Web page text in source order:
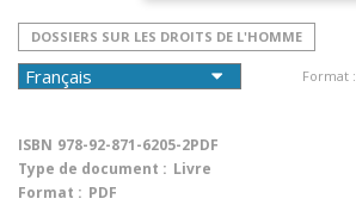
DOSSIERS SUR LES DROITS DE L'HOMME
Format :
ISBN 978-92-871-6205-2PDF
Type de document : Livre
Format : PDF